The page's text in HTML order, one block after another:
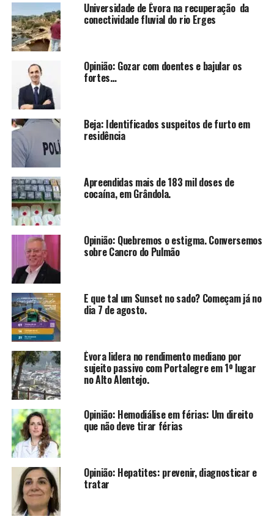
Universidade de Évora na recuperação da
conectividade fluvial do rio Erges
Opinião: Gozar com doentes e bajular os
fortes…
Beja: Identificados suspeitos de furto em
residência
Apreendidas mais de 183 mil doses de
cocaína, em Grândola.
Opinião: Quebremos o estigma. Conversemos
sobre Cancro do Pulmão
E que tal um Sunset no sado? Começam já no
dia 7 de agosto.
Évora lidera no rendimento mediano por
sujeito passivo com Portalegre em 1º lugar
no Alto Alentejo.
Opinião: Hemodiálise em férias: Um direito
que não deve tirar férias
Opinião: Hepatites: prevenir, diagnosticar e
tratar